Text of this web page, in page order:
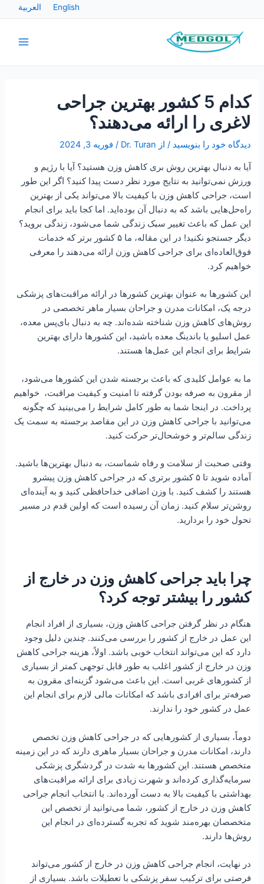
English العربية
کدام 5 کشور بهترین جراحی
لاغری را ارائه می‌دهند؟
دیدگاه‌ خود را بنویسید / از Dr. Turan
/ فوریه 3, 2024
آیا به دنبال بهترین روش بری کاهش وزن هستید؟ آیا با رژیم و
ورزش نمی‌توانید به نتایج مورد نظر دست پیدا کنید؟ اگر این طور
است، جراحی کاهش وزن با کیفیت بالا می‌تواند یکی از بهترین
راه‌حل‌هایی باشد که به دنبال آن بوده‌اید. اما کجا باید برای انجام
این عمل که باعث تغییر سبک زندگی شما می‌شود، زندگی بروید؟
دیگر جستجو نکنید! در این مقاله، ما ۵ کشور برتر که خدمات
فوق‌العاده‌ای برای جراحی کاهش وزن ارائه می‌دهند را معرفی
خواهیم کرد.
این کشورها به عنوان بهترین کشورها در ارائه مراقبت‌های پزشکی
درجه یک، امکانات مدرن و جراحان بسیار ماهر تخصصی در
روش‌های کاهش وزن شناخته شده‌اند. چه به دنبال بای‌پس معده،
عمل اسلیو یا باندینگ معده باشید، این کشورها دارای بهترین
شرایط برای انجام این عمل‌ها هستند.
ما به عوامل کلیدی که باعث برجسته شدن این کشورها می‌شود،
از مقرون به صرفه بودن گرفته تا امنیت و کیفیت مراقبت، خواهیم
پرداخت. در اینجا شما به طور کامل شرایط را می‌بینید که چگونه
می‌توانید با جراحی کاهش وزن در این مقاصد برجسته به سمت یک
زندگی سالم‌تر و خوشحال‌تر حرکت کنید.
وقتی صحبت از سلامت و رفاه شماست، به دنبال بهترین‌ها باشید.
آماده شوید تا ۵ کشور برتری که در جراحی کاهش وزن پیشرو
هستند را کشف کنید. با وزن اضافی خداحافظی کنید و به آینده‌ای
روشن‌تر سلام کنید. زمان آن رسیده است که اولین قدم در مسیر
تحول خود را بردارید.
چرا باید جراحی کاهش وزن در خارج از
کشور را بیشتر توجه کرد؟
هنگام در نظر گرفتن جراحی کاهش وزن، بسیاری از افراد انجام
این عمل در خارج از کشور را بررسی می‌کنند. چندین دلیل وجود
دارد که این می‌تواند انتخاب خوبی باشد. اولاً، هزینه جراحی کاهش
وزن در خارج از کشور اغلب به طور قابل توجهی کمتر از بسیاری
از کشورهای غربی است. این باعث می‌شود گزینه‌ای مقرون به
صرفه‌تر برای افرادی باشد که امکانات مالی لازم برای انجام این
عمل در کشور خود را ندارند.
دوماً، بسیاری از کشورهایی که در جراحی کاهش وزن تخصص
دارند، امکانات مدرن و جراحان بسیار ماهری دارند که در این زمینه
متخصص هستند. این کشورها به شدت در گردشگری پزشکی
سرمایه‌گذاری کرده‌اند و شهرت زیادی برای ارائه مراقبت‌های
بهداشتی با کیفیت بالا به دست آورده‌اند. با انتخاب انجام جراحی
کاهش وزن در خارج از کشور، شما می‌توانید از تخصص این
متخصصان بهره‌مند شوید که تجربه گسترده‌ای در انجام این
روش‌ها دارند.
در نهایت، انجام جراحی کاهش وزن در خارج از کشور می‌تواند
فرصتی برای ترکیب سفر پزشکی با تعطیلات باشد. بسیاری از